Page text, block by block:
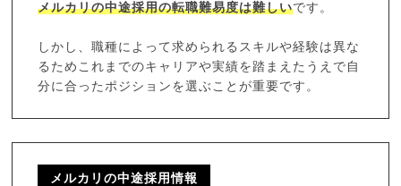
メルカリの中途採用の転職難易度は難しいです。
しかし、職種によって求められるスキルや経験は異な
るためこれまでのキャリアや実績を踏まえたうえで自
分に合ったポジションを選ぶことが重要です。
メルカリの中途採用情報